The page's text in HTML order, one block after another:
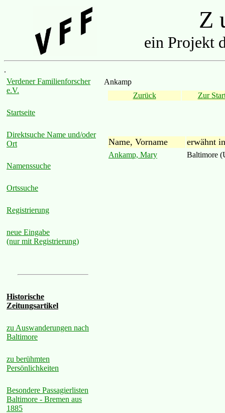
Z
ein Projekt
.
Verdener Familienforscher
e.V.
Startseite
Direktsuche Name und/oder
Ort
Namenssuche
Ortssuche
Registrierung
neue Eingabe
(nur mit Registrierung)
Historische
Zeitungsartikel
zu Auswanderungen nach
Baltimore
zu berühmten
Persönlichkeiten
Besondere Passagierlisten
Baltimore - Bremen aus
1885
Ankamp
Zurück
Zur
Name, Vorname erwähnt in
Ankamp, Mary Baltimore